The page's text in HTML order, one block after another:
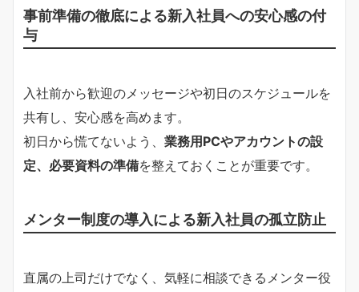
事前準備の徹底による新入社員への安心感の付
与
入社前から歓迎のメッセージや初日のスケジュールを
共有し、安心感を高めます。
初日から慌てないよう、 業務用PCやアカウントの設
定、必要資料の準備を整えておくことが重要です。
メンター制度の導入による新入社員の孤立防止
直属の上司だけでなく、気軽に相談できるメンター役